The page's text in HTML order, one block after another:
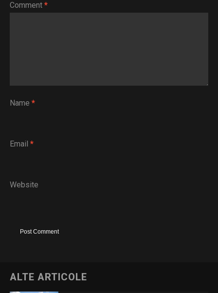
Comment *
Name *
Email *
Website
ALTE ARTICOLE